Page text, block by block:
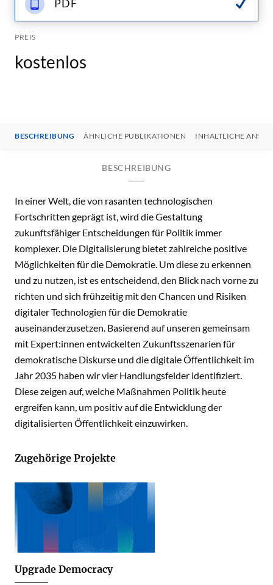
PDF
PREIS
kostenlos
BESCHREIBUNG ÄHNLICHE PUBLIKATIONEN INHALTLICHE
BESCHREIBUNG
In einer Welt, die von rasanten technologischen
Fortschritten geprägt ist, wird die Gestaltung
zukunftsfähiger Entscheidungen für Politik immer
komplexer. Die Digitalisierung bietet zahlreiche positive
Möglichkeiten für die Demokratie. Um diese zu erkennen
und zu nutzen, ist es entscheidend, den Blick nach vorne zu
richten und sich frühzeitig mit den Chancen und Risiken
digitaler Technologien für die Demokratie
auseinanderzusetzen. Basierend auf unseren gemeinsam
mit Expert:innen entwickelten Zukunftsszenarien für
demokratische Diskurse und die digitale Öffentlichkeit im
Jahr 2035 haben wir vier Handlungsfelder identifiziert.
Diese zeigen auf, welche Maßnahmen Politik heute
ergreifen kann, um positiv auf die Entwicklung der
digitalisierten Öffentlichkeit einzuwirken.
Zugehörige Projekte
Upgrade Democracy